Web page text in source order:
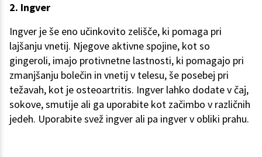
2. Ingver
Ingver je še eno učinkovito zelišče, ki pomaga pri
lajšanju vnetij. Njegove aktivne spojine, kot so
gingeroli, imajo protivnetne lastnosti, ki pomagajo pri
zmanjšanju bolečin in vnetij v telesu, še posebej pri
težavah, kot je osteoartritis. Ingver lahko dodate v čaj,
sokove, smutije ali ga uporabite kot začimbo v različnih
jedeh. Uporabite svež ingver ali pa ingver v obliki prahu.